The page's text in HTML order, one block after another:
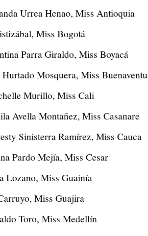
Urrea Henao, Miss Antioquia
Miss Bogotá
Parra Giraldo, Miss Boyacá
Mosquera, Miss
Murillo, Miss Cali
Avella Montañez, Miss Casanare
Sinisterra Ramírez, Miss Cauca
Pardo Mejía, Miss Cesar
Lozano, Miss Guainía
Miss Guajira
Toro, Miss Medellín